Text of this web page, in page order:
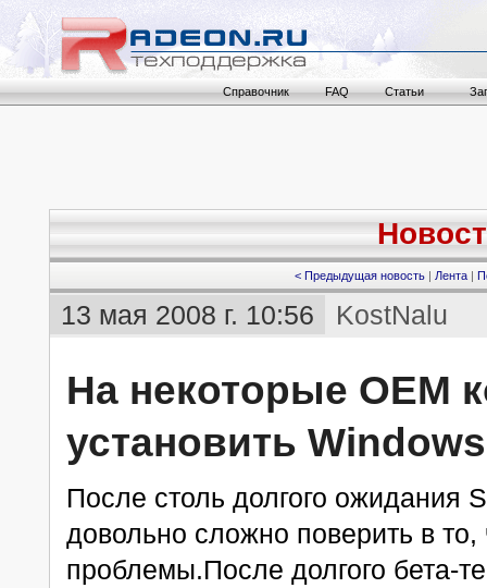
Справочник FAQ Статьи
< Предыдущая новость | Лента |
13 мая 2008 г. 10:56 KostNalu
На некоторые OEM
установить
После столь долгого ожидания
довольно сложно поверить в то,
проблемы.После долгого бета-